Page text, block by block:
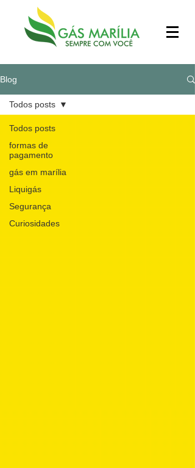
Blog
Todos posts
formas de
pagamento
gás em marília
Liquigás
Segurança
Curiosidades
Todos posts